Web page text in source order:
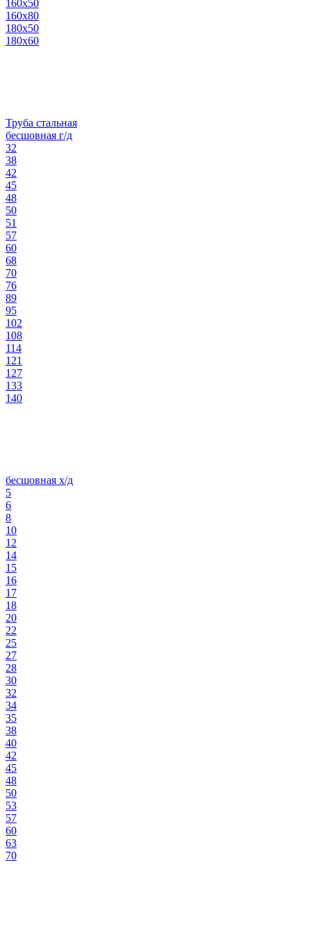
160х50
160х80
180х50
180х60
Труба стальная
бесшовная г/д
32
38
42
45
48
50
51
57
60
68
70
76
89
95
102
108
114
121
127
133
140
бесшовная х/д
5
6
8
10
12
14
15
16
17
18
20
22
25
27
28
30
32
34
35
38
40
42
45
48
50
53
57
60
63
70